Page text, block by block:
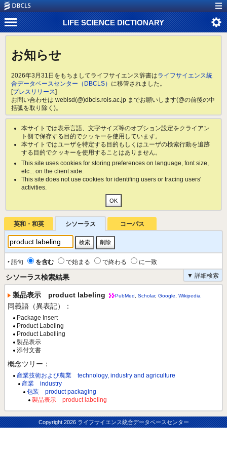
LIFE SCIENCE DICTIONARY
お知らせ
2026年3月31日をもちましてライフサイエンス辞書はライフサイエンス統
合データベースセンター（DBCLS） に移管されました。
[プレスリリース]
お問い合わせは weblsd(@)dbcls.rois.ac.jp までお願いします(@の前後の中
括弧を取り除く)。
本サイトでは表示言語、文字サイズ等のオプション設定をクライアン
ト側で保存する目的でクッキーを使用しています。
本サイトではユーザを特定する目的もしくはユーザの検索行動を追跡
する目的でクッキーを使用することはありません。
This site uses cookies for storing preferences on language, font size,
etc... on the client side.
This site does not use cookies for identifing users or tracing users'
activities.
英和・和英 シソーラス コーパス
‣ 語句 を含む で始まる で終わる
に一致
▼ 詳細検索
シソーラス検索結果
製品表示 product labeling PubMed Scholar, Google Wikipedia
同義語（異表記）：
Package Insert
Product Labeling
Product Labelling
製品表示
添付文書
概念ツリー：
産業技術および農業 technology, industry and agriculture
産業 industry
包装 product packaging
製品表示 product labeling
Copyright2026 ライフサイエンス統合データベースセンター